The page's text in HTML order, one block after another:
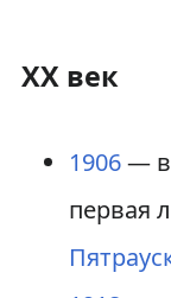
XX век
1906— в
первая